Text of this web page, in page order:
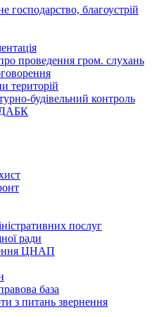
господарство, благоустрій
проведення гром. слухань
територій
будівельний контроль
послуг
ради
ЦНАП
база
з питань звернення